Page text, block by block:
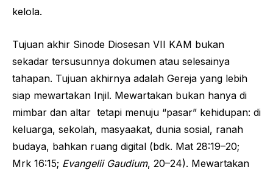
kelola.
Tujuan akhir Sinode Diosesan VII KAM bukan
sekadar tersusunnya dokumen atau selesainya
tahapan. Tujuan akhirnya adalah Gereja yang lebih
siap mewartakan Injil. Mewartakan bukan hanya di
mimbar dan altar tetapi menuju “pasar” kehidupan: di
keluarga, sekolah, masyaakat, dunia sosial, ranah
budaya, bahkan ruang digital (bdk. Mat 28:19–20;
Mrk 16:15; Evangelii Gaudium, 20–24). Mewartakan